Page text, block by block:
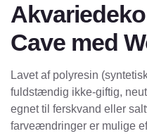
Cave med
Lavet af polyresin
fuldstændig ikke-giftig,
egnet til ferskvand eller
farveændringer er mulige